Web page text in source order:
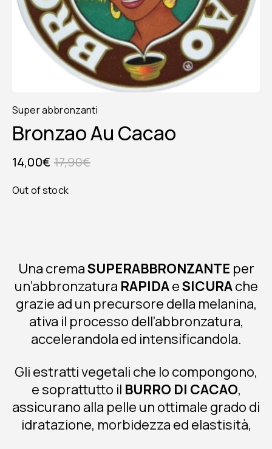
Super abbronzanti
Bronzao Au Cacao
17,90€
14,00€
Out of stock
Una cremaSUPERABBRONZANTE per
un’abbronzatura RAPIDAeSICURAche
grazie ad un precursore della melanina,
ativa il processo dell’abbronzatura,
accelerandola ed intensificandola.
Gli estratti vegetali che lo compongono,
e soprattutto il BURRO DI CACAO,
assicurano alla pelle un ottimale grado di
idratazione, morbidezza ed elastisità,